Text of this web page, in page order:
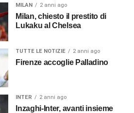
MILAN 2 anni ago
Milan, chiesto il prestito di
Lukaku al Chelsea
TUTTE LE NOTIZIE 2 anni ago
Firenze accoglie Palladino
INTER 2 anni ago
Inzaghi-Inter, avanti insieme